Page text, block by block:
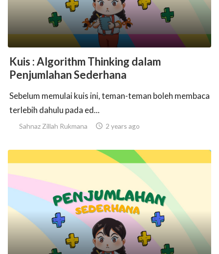
Kuis : Algorithm Thinking dalam
Penjumlahan Sederhana
Sebelum memulai kuis ini, teman-teman boleh membaca
terlebih dahulu pada ed...
Sahnaz Zillah Rukmana  2 years ago